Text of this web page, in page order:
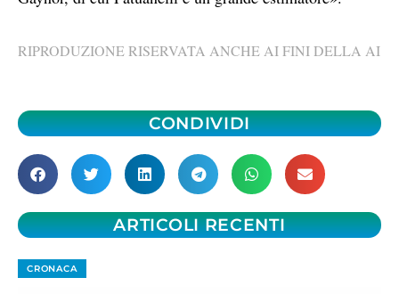
RIPRODUZIONE RISERVATA ANCHE AI FINI DELLA AI
CONDIVIDI
ARTICOLI RECENTI
CRONACA